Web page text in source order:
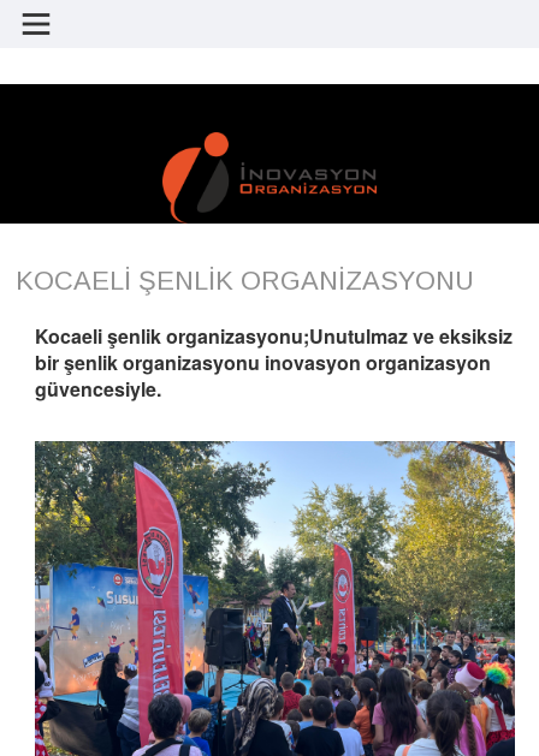
KOCAELİ ŞENLİK ORGANİZASYONU
Kocaeli şenlik organizasyonu;Unutulmaz ve eksiksiz
bir şenlik organizasyonu inovasyon organizasyon
güvencesiyle.